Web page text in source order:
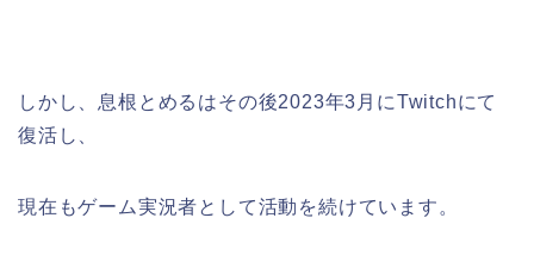
しかし、息根とめるはその後2023年3月にTwitchにて
復活し、
現在もゲーム実況者として活動を続けています。